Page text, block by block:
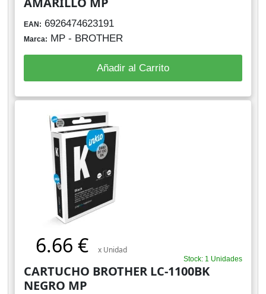
EAN: 6926474623191
Marca: MP - BROTHER
Añadir al Carrito
6.66 € x Unidad
Stock: 1 Unidades
CARTUCHO BROTHER LC-1100BK
NEGRO MP